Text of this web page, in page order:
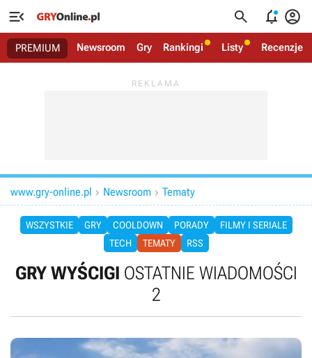
   
PREMIUM Newsroom Gry Rankingi Listy Recenzje
www.gry-online.pl  Newsroom  Tematy
WSZYSTKIE GRY COOLDOWN PORADY
FILMY I SERIALE
TECH
TEMATY RSS
GRY WYŚCIGI OSTATNIE WIADOMOŚCI
2